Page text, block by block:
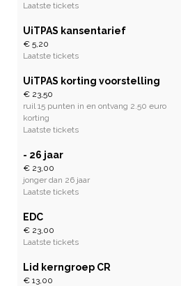
Laatste tickets
UiTPAS kansentarief
€ 5,20
Laatste tickets
UiTPAS korting voorstelling
€ 23,50
ruil 15 punten in en ontvang 2.50 euro
korting
Laatste tickets
- 26 jaar
€ 23,00
jonger dan 26 jaar
Laatste tickets
EDC
€ 23,00
Laatste tickets
Lid kerngroep CR
€ 13,00